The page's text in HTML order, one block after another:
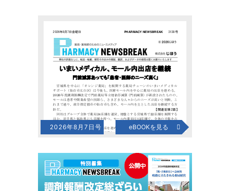
2026年8月7日号 eBOOKを見る